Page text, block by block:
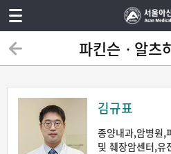
파킨슨ㆍ알츠
김규표
종양내과,암병원,
및 췌장암센터,유